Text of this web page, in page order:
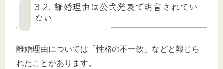
3-2. 離婚理由は公式発表で明言されてい
ない
離婚理由については「性格の不一致」などと報じら
れたことがあります。